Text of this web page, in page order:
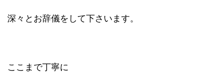
深々とお辞儀をして下さいます。
ここまで丁寧に